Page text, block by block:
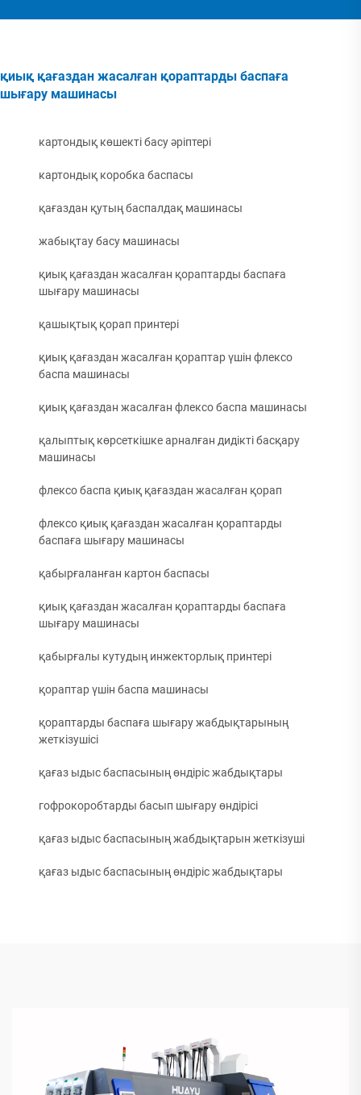
қиық қағаздан жасалған қораптарды баспаға
шығару машинасы
картондық көшекті басу әріптері
картондық коробка баспасы
қағаздан қутың баспалдақ машинасы
жабықтау басу машинасы
қиық қағаздан жасалған қораптарды баспаға
шығару машинасы
қашықтық қорап принтері
қиық қағаздан жасалған қораптар үшін флексо
баспа машинасы
қиық қағаздан жасалған флексо баспа машинасы
қалыптық көрсеткішке арналған дидікті басқару
машинасы
флексо баспа қиық қағаздан жасалған қорап
флексо қиық қағаздан жасалған қораптарды
баспаға шығару машинасы
қабырғаланған картон баспасы
қиық қағаздан жасалған қораптарды баспаға
шығару машинасы
қабырғалы кутудың инжекторлық принтері
қораптар үшін баспа машинасы
қораптарды баспаға шығару жабдықтарының
жеткізушісі
қағаз ыдыс баспасының өндіріс жабдықтары
гофрокоробтарды басып шығару өндірісі
қағаз ыдыс баспасының жабдықтарын жеткізуші
қағаз ыдыс баспасының өндіріс жабдықтары